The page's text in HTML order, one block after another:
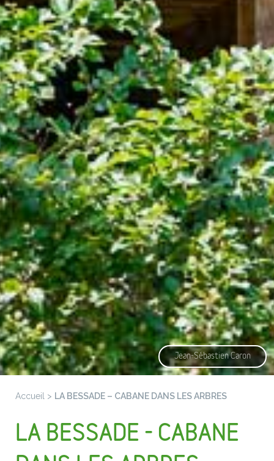
Jean-Sébastien Caron
Accueil > LA BESSADE – CABANE DANS LES ARBRES
LA BESSADE - CABANE